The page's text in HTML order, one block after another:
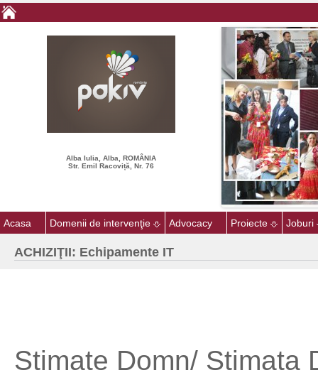
Alba Iulia, Alba, ROMÂNIA
Str. Emil Racoviță, Nr. 76
Acasa Domenii de intervenţie Advocacy Proiecte Joburi
ACHIZIŢII: Echipamente IT
Stimate Domn/ Stimata